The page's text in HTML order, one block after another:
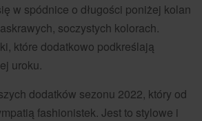
w spódnice o długości poniżej kolan
soczystych kolorach.
które dodatkowo podkreślają
uroku.
dodatków sezonu 2022, który od
fashionistek. Jest to stylowe i